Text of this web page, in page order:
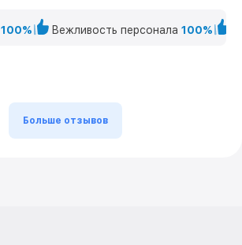
100% Вежливость персонала 100%
Больше отзывов